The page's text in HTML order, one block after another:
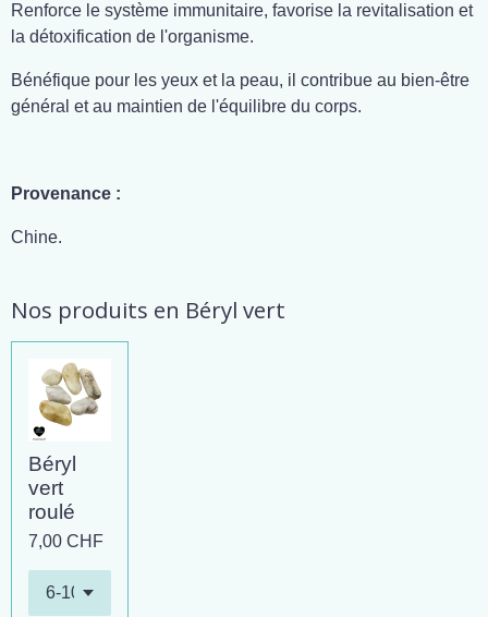
Renforce le système immunitaire, favorise la revitalisation et
la détoxification de l'organisme.
Bénéfique pour les yeux et la peau, il contribue au bien-être
général et au maintien de l'équilibre du corps.
Provenance :
Chine.
Nos produits en Béryl vert
Béryl
vert
roulé
7,00 CHF